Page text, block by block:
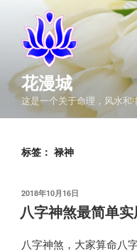
花漫城
这是一个关于命理，风水和
标签： 禄神
发
布
于
2018年10月16日
八字神煞最简单实
八字神煞，大家算命八